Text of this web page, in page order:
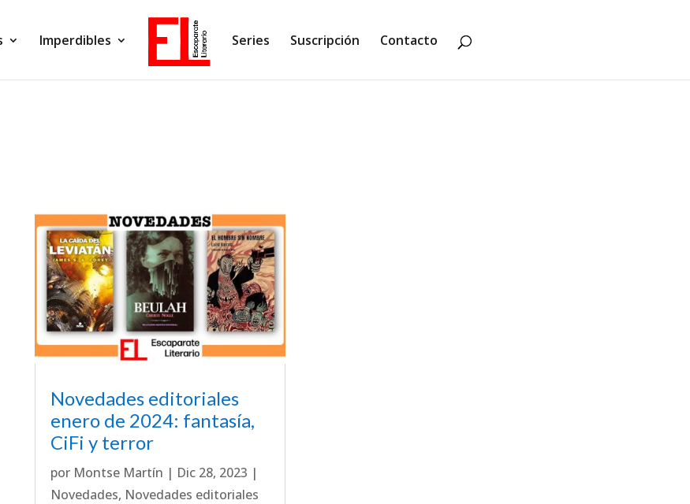
Imperdibles Series Suscripción Contacto
Novedades editoriales
enero de 2024: fantasía,
CiFi y terror
por Montse Martín | Dic 28, 2023 |
Novedades, Novedades editoriales